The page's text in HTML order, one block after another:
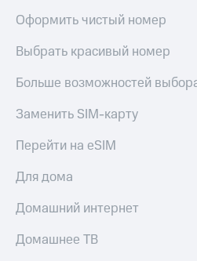
Оформить чистый номер
Выбрать красивый номер
Больше возможностей
Заменить SIM-карту
Перейти на eSIM
Для дома
Домашний интернет
Домашнее ТВ